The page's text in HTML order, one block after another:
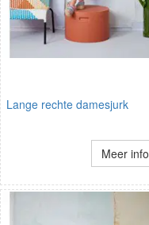
Lange rechte damesjurk
Meer info